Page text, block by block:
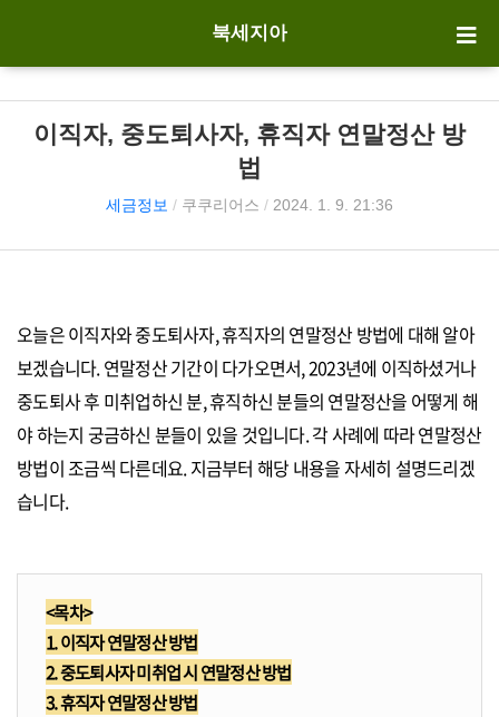
북세지아
이직자, 중도퇴사자, 휴직자 연말정산 방
법
세금정보 / 쿠쿠리어스 / 2024. 1. 9. 21:36
오늘은 이직자와 중도퇴사자, 휴직자의 연말정산 방법에 대해 알아
보겠습니다. 연말정산 기간이 다가오면서, 2023년에 이직하셨거나
중도퇴사 후 미취업하신 분, 휴직하신 분들의 연말정산을 어떻게 해
야 하는지 궁금하신 분들이 있을 것입니다. 각 사례에 따라 연말정산
방법이 조금씩 다른데요. 지금부터 해당 내용을 자세히 설명드리겠
습니다.
<목차>
1. 이직자 연말정산 방법
2. 중도퇴사자 미취업 시 연말정산 방법
3. 휴직자 연말정산 방법